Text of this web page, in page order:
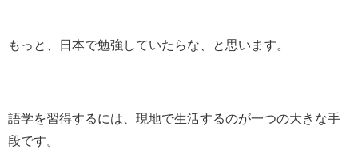
もっと、日本で勉強していたらな、と思います。
語学を習得するには、現地で生活するのが一つの大きな手
段です。